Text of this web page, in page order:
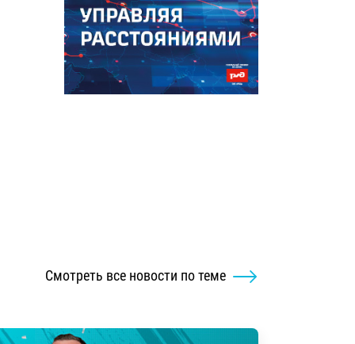
Смотреть все новости по теме